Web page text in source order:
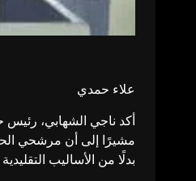
علاء حمدي
أكد ناجي الشهابي، رئيس
مشيرًا إلى أن مرشحي
بدلًا من الأساليب